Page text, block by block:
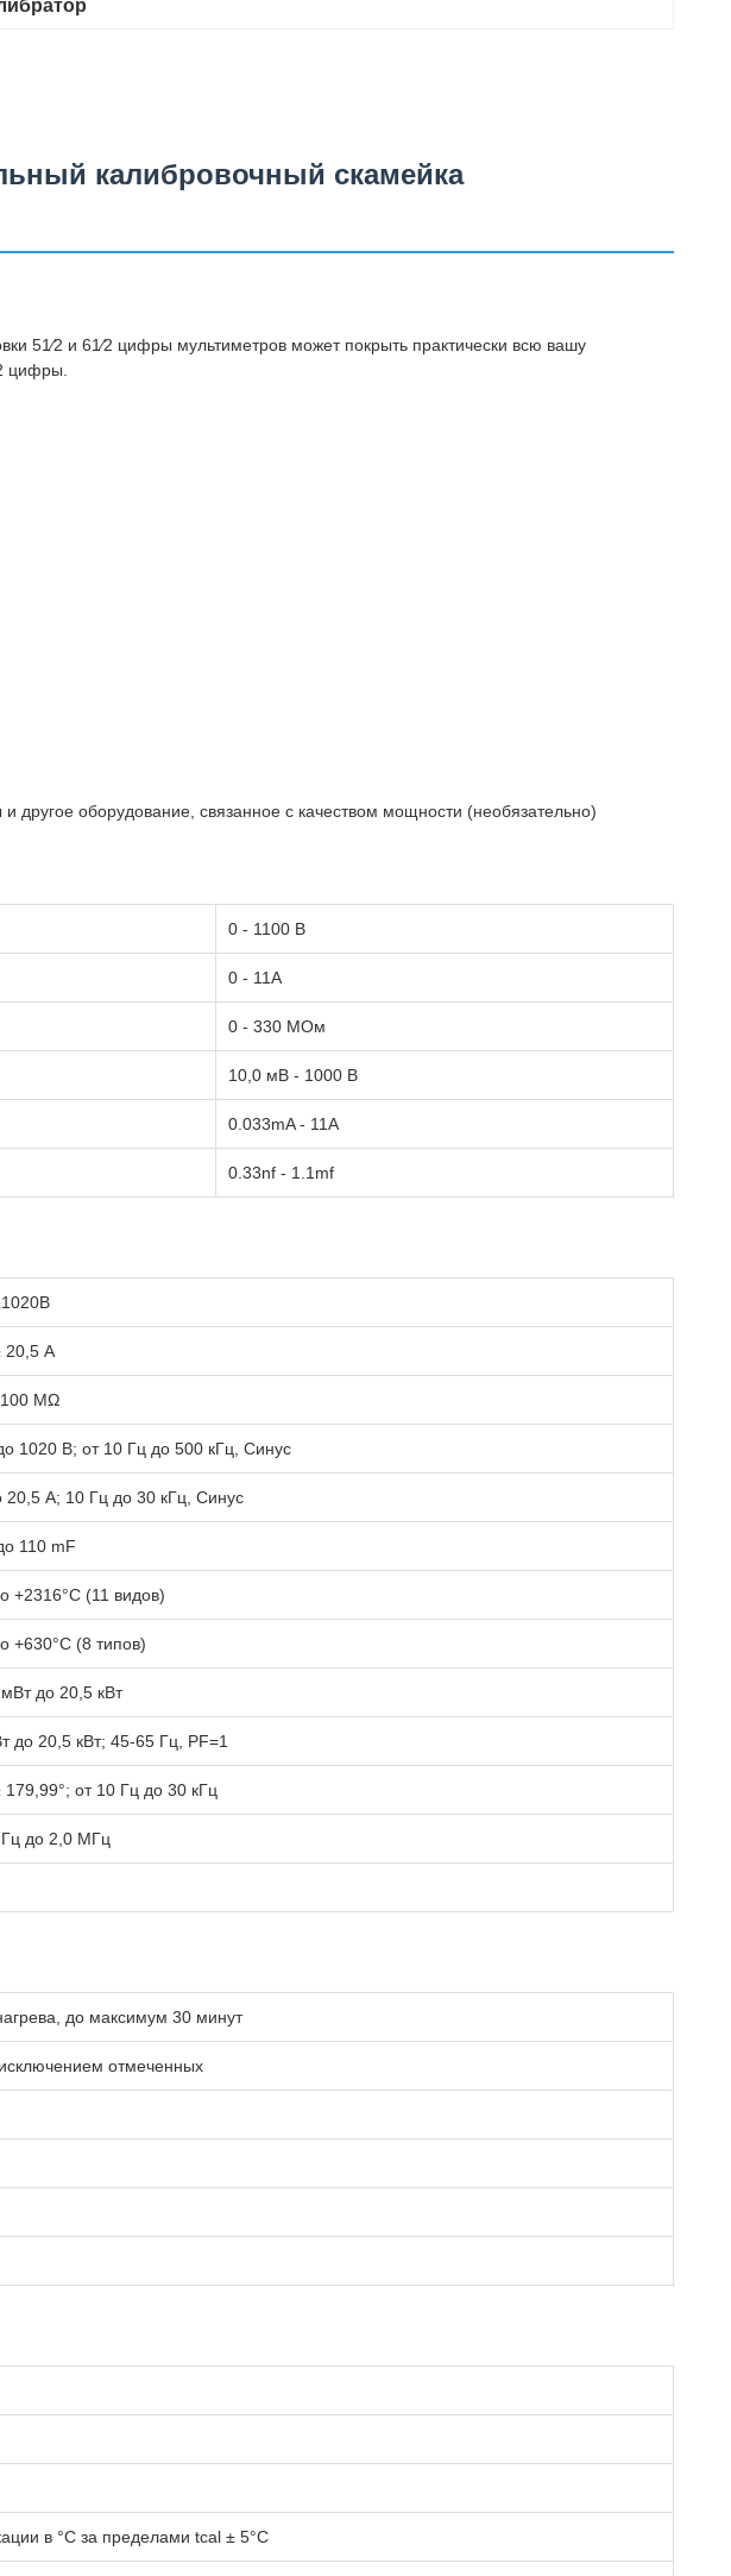
калибровочный скамейка
51⁄2 и 61⁄2 цифры мультиметров может покрыть практически всю вашу
цифры.
оборудование, связанное с качеством мощности (необязательно)
0 - 1100 В
0 - 11А
0 - 330 МОм
10,0 мВ - 1000 В
0.033mA - 11A
0.33nf - 1.1mf
20,5 А
МΩ
1020 В; от 10 Гц до 500 кГц, Синус
20,5 А; 10 Гц до 30 кГц, Синус
110 mF
+2316°C (11 видов)
+630°C (8 типов)
до 20,5 кВт
до 20,5 кВт; 45-65 Гц, PF=1
179,99°; от 10 Гц до 30 кГц
до 2,0 МГц
до максимум 30 минут
отмеченных
в °C за пределами tcal ± 5°C